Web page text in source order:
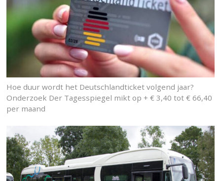
Hoe duur wordt het Deutschlandticket volgend jaar?
Onderzoek Der Tagesspiegel mikt op + € 3,40 tot € 66,40
per maand